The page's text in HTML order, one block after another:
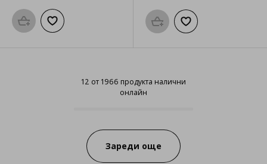
Προσθήκη στο καλάθι
Добави към списъка с любимиΠροσθήκη στο καλάθι
Добави към
12 от 1966 продукта налични
онлайн
12 от 1966 продукта налични
Зареди още